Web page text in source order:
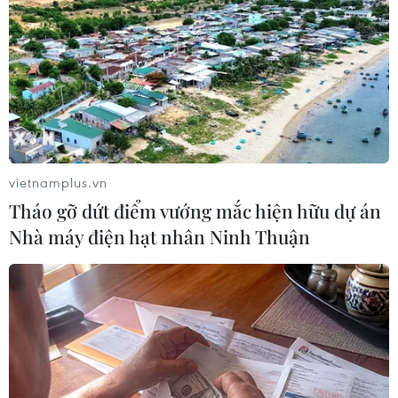
#Thời tiết #Nắng nóng
#Khí tượng thủy văn
#Nghỉ lễ 30/4
#Nhiệt độ
Theo dõi VietnamPlus
TIN LIÊN QUAN
vietnamplus.vn
Tháo gỡ dứt điểm vướng mắc hiện hữu dự án
Nhà máy điện hạt nhân Ninh Thuận